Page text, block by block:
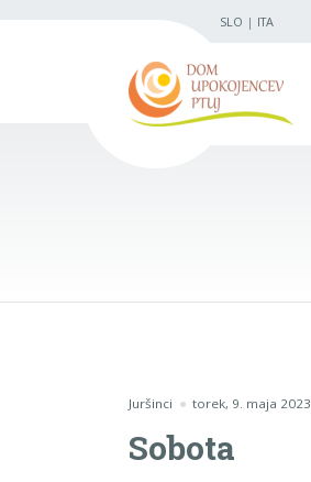
SLO | ITA
Juršinci torek, 9. maja 2023
Sobota